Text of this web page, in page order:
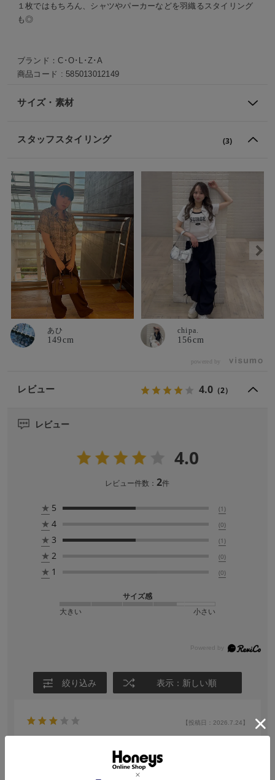
１枚ではもちろん、シャツやパーカーなどを羽織るスタイリング
も◎
ブランド：C･O･L･Z･A
商品コード : 585013012149
サイズ・素材
スタッフスタイリング (3)
あひ
149cm
chipa.
156cm
powered by
レビュー 4.0 （2）
レビュー
4.0
レビュー件数：2件
★ 5 (1)
★ 4 (0)
★ 3 (1)
★ 2 (0)
★ 1 (0)
サイズ感
大きい
小さい
絞り込み 表示：新しい順
【投稿日：2026.7.24】
色：ホワイト